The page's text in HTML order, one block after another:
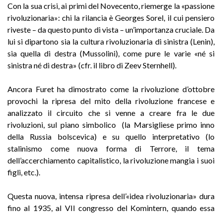
Con la sua crisi, ai primi del Novecento, riemerge la «passione
rivoluzionaria»: chi la rilancia è Georges Sorel, il cui pensiero
riveste – da questo punto di vista – un’importanza cruciale. Da
lui si dipartono sia la cultura rivoluzionaria di sinistra (Lenin),
sia quella di destra (Mussolini), come pure le varie «né si
sinistra né di destra» (cfr. il libro di Zeev Sternhell).
Ancora Furet ha dimostrato come la rivoluzione d’ottobre
provochi la ripresa del mito della rivoluzione francese e
analizzato il circuito che si venne a creare fra le due
rivoluzioni, sul piano simbolico (la Marsigliese primo inno
della Russia bolscevica) e su quello interpretativo (lo
stalinismo come nuova forma di Terrore, il tema
dell’accerchiamento capitalistico, la rivoluzione mangia i suoi
figli, etc.).
Questa nuova, intensa ripresa dell’«idea rivoluzionaria» dura
fino al 1935, al VII congresso del Komintern, quando essa